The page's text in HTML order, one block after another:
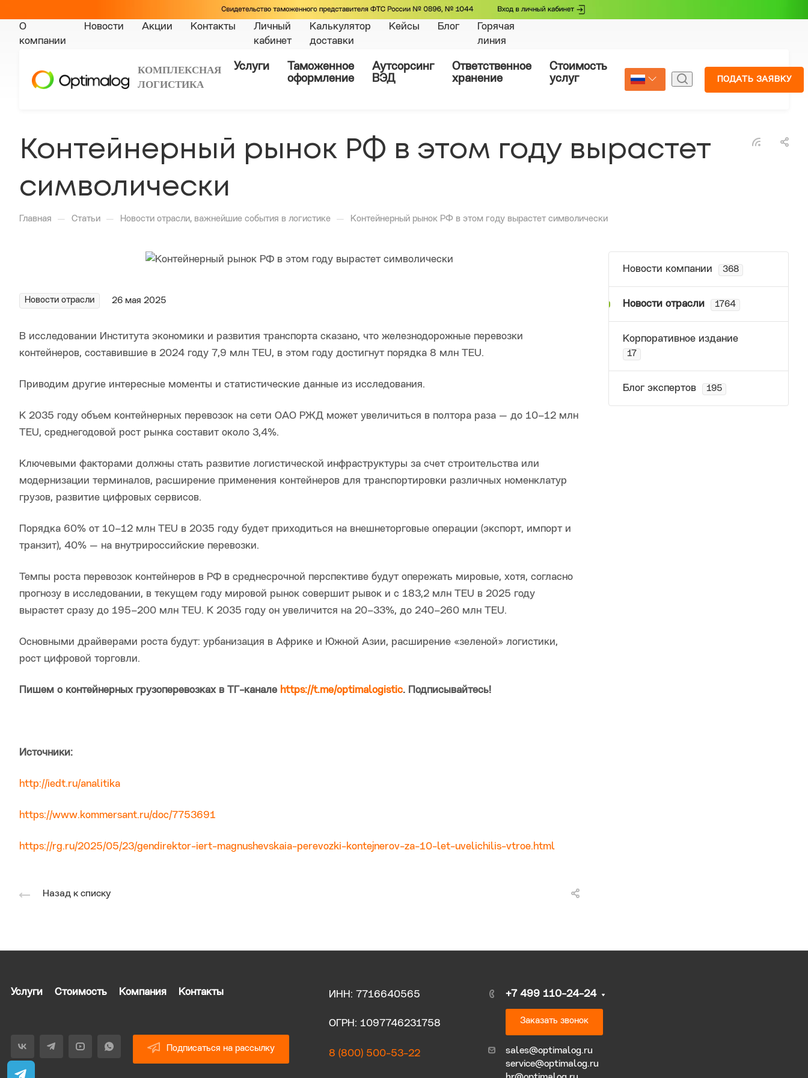
О
компании
Новости Акции Контакты
Личный
кабинет
Калькулятор
доставки
Кейсы Блог
Горячая
линия
КОМПЛЕКСНАЯ
ЛОГИСТИКА
Услуги
Таможенное
оформление
Аутсорсинг
ВЭД
Ответственное
хранение
Стоимость
услуг
Страхование
Select Language
ПОДАТЬ ЗАЯВКУ
Контейнерный рынок РФ в этом году вырастет
символически
Главная — Статьи — Новости отрасли, важнейшие события в логистике — Контейнерный рынок РФ в этом году вырастет символически
Новости отрасли 26 мая 2025
В исследовании Института экономики и развития транспорта сказано, что железнодорожные перевозки
контейнеров, составившие в 2024 году 7,9 млн TEU, в этом году достигнут порядка 8 млн TEU.
Приводим другие интересные моменты и статистические данные из исследования.
К 2035 году объем контейнерных перевозок на сети ОАО РЖД может увеличиться в полтора раза — до 10–12 млн
TEU, среднегодовой рост рынка составит около 3,4%.
Ключевыми факторами должны стать развитие логистической инфраструктуры за счет строительства или
модернизации терминалов, расширение применения контейнеров для транспортировки различных номенклатур
грузов, развитие цифровых сервисов.
Порядка 60% от 10–12 млн TEU в 2035 году будет приходиться на внешнеторговые операции (экспорт, импорт и
транзит), 40% — на внутрироссийские перевозки.
Темпы роста перевозок контейнеров в РФ в среднесрочной перспективе будут опережать мировые, хотя, согласно
прогнозу в исследовании, в текущем году мировой рынок совершит рывок и с 183,2 млн TEU в 2025 году
вырастет сразу до 195–200 млн TEU. К 2035 году он увеличится на 20–33%, до 240–260 млн TEU.
Основными драйверами роста будут: урбанизация в Африке и Южной Азии, расширение «зеленой» логистики,
рост цифровой торговли.
Пишем о контейнерных грузоперевозках в ТГ-канале https://t.me/optimalogistic. Подписывайтесь!
Источники:
http://iedt.ru/analitika
https://www.kommersant.ru/doc/7753691
https://rg.ru/2025/05/23/gendirektor-iert-magnushevskaia-perevozki-kontejnerov-za-10-let-uvelichilis-vtroe.html
Назад к списку
Новости компании 368
Новости отрасли 1764
Корпоративное издание
17
Блог экспертов 195
Услуги Стоимость Компания Контакты
Подписаться на рассылку
ИНН: 7716640565
ОГРН: 1097746231758
8 (800) 500-53-22
+7 499 110-24-24
Заказать звонок
sales@optimalog.ru
service@optimalog.ru